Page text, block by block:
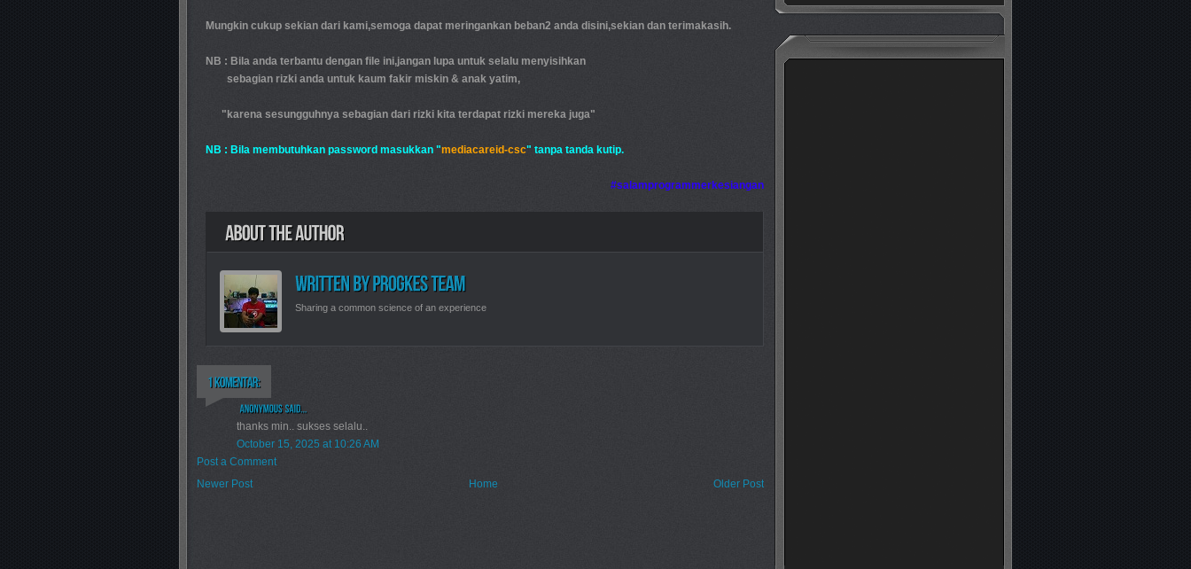
Mungkin cukup sekian dari kami,semoga dapat meringankan beban2 anda disini,sekian dan terimakasih.
NB : Bila anda terbantu dengan file ini,jangan lupa untuk selalu menyisihkan
sebagian rizki anda untuk kaum fakir miskin & anak yatim,
"karena sesungguhnya sebagian dari rizki kita terdapat rizki mereka juga"
NB : Bila membutuhkan password masukkan "mediacareid-csc" tanpa tanda kutip.
#salamprogrammerkesiangan
Sharing a common science of an experience
thanks min.. sukses selalu..
October 15, 2025 at 10:26 AM
Post a Comment
Newer Post
Older Post
Home